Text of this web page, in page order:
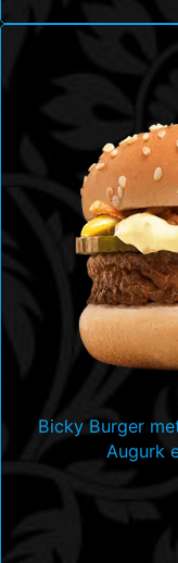
Bicky Burger
Augurk